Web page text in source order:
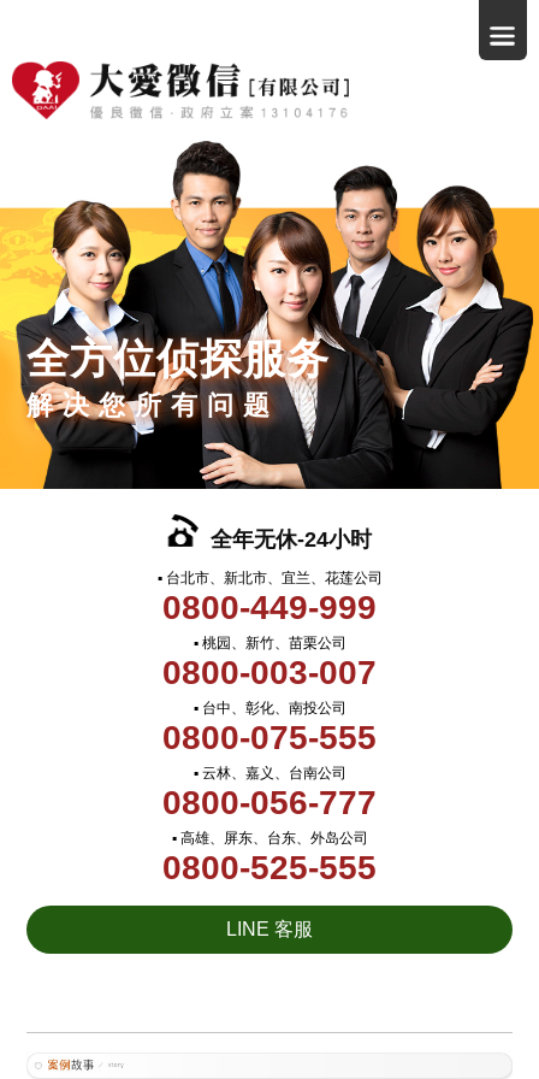
全方位侦探服务
解决您所有问题
全年无休-24小时
▪ 台北市、新北市、宜兰、花莲公司
0800-449-999
▪ 桃园、新竹、苗栗公司
0800-003-007
▪ 台中、彰化、南投公司
0800-075-555
▪ 云林、嘉义、台南公司
0800-056-777
▪ 高雄、屏东、台东、外岛公司
0800-525-555
LINE 客服